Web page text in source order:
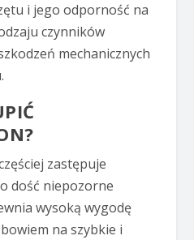
i jego odporność na
czynników
mechanicznych
zastępuje
dość niepozorne
wysoką wygodę
na szybkie i